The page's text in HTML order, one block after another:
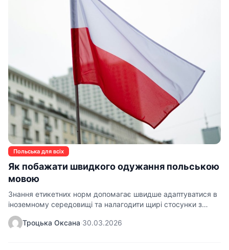
Польська для всіх
Як побажати швидкого одужання польською
мовою
Знання етикетних норм допомагає швидше адаптуватися в
іноземному середовищі та налагодити щирі стосунки з
оточуючими. Коли…
Троцька Оксана·30.03.2026